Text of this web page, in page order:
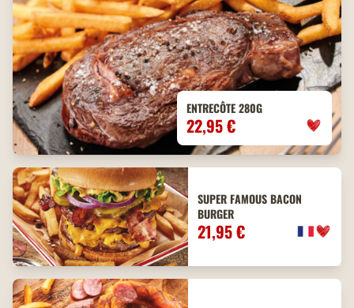
ENTRECÔTE 280G
22,95 €
SUPER FAMOUS BACON
BURGER
21,95 €